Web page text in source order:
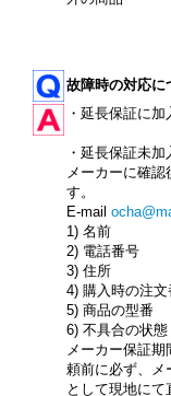
故障時の対応に
・延長保証に
・延長保証未
メーカーに確
す。
E-mail
1) 名前
2) 電話番号
3) 住所
4) 購入時の注文
5) 商品の型番
6) 不具合の状態
メーカー保証
頼前に必ず、メ
として現地に